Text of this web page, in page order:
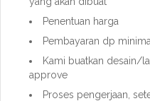
Penentuan harga
Pembayaran dp
Kami buatkan desain/
approve
Proses pengerjaan,